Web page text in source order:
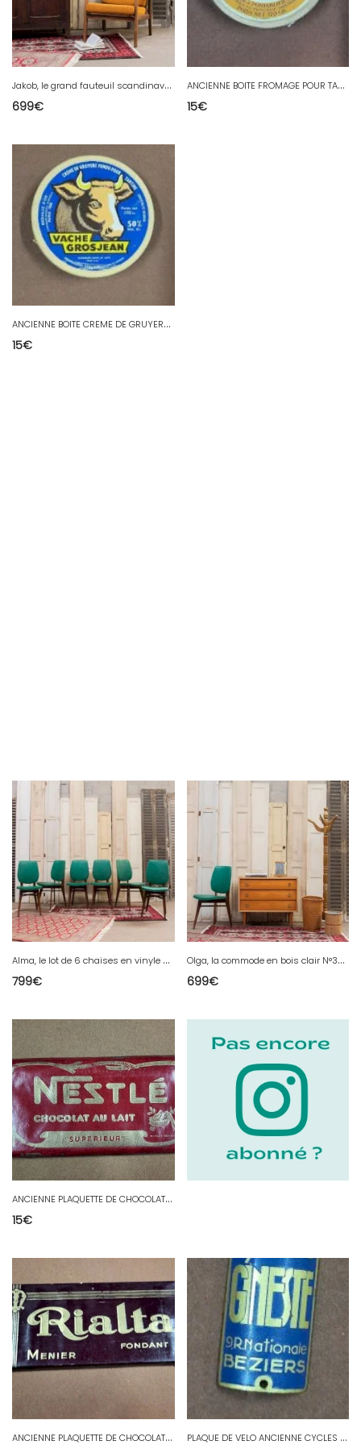
J
akob, le grand fauteuil scandinave en bois N°718
699€
A
NCIENNE BOITE FROMAGE POUR TARTINES NESTLE DE PRESENTATION FACTICE EN CARTON
15€
A
NCIENNE BOITE CREME DE GRUYERE FONDU POUR TARTINES VACHE GROSJEAN EN CARTON
15€
A
lma, le lot de 6 chaises en vinyle et bois N°1098
799€
O
lga, la commode en bois clair N°320
699€
A
NCIENNE PLAQUETTE DE CHOCOLAT AU LAIT NESTLE FACTICE ECHANTILLON
15€
A
NCIENNE PLAQUETTE DE CHOCOLAT MENIER RIALTA FONDANT FACTICE DE PRESENTATION
P
LAQUE DE VELO ANCIENNE CYCLES GINESTE BEZIERS